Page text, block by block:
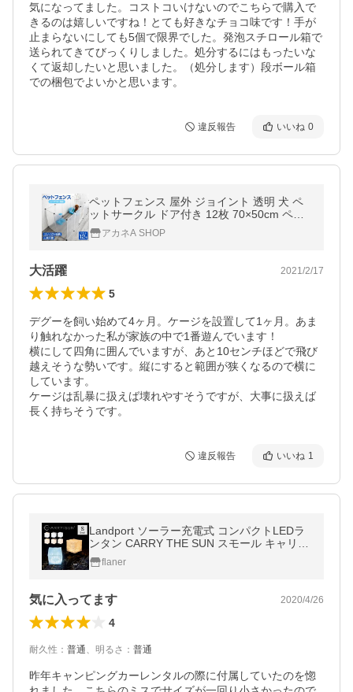
気になってました。コストコいけないのでこちらで購入で
きるのは嬉しいですね！とても好きなチョコ味です！手が
止まらないにしても5個で限界でした。発泡スチロール箱で
送られてきてびっくりしました。処分するにはもったいな
くて返却したいと思いました。（処分します）段ボール箱
での梱包でよいかと思います。
違反報告 いいね 0
ペットフェンス 屋外 ジョイント 透明 犬 ペ
ットサークル ドア付き 12枚 70×50cm ペッ
トケージ ケージ 置くだけ 軽量 コンパクト
室内 ペット用 小型犬 中型犬
アカネA SHOP
大活躍 2021/2/17
5
デグーを飼い始めて4ヶ月。ケージを設置して1ヶ月。あま
り触れなかった私が家族の中で1番遊んでいます！
横にして四角に囲んでいますが、あと10センチほどで飛び
越えそうな勢いです。縦にすると範囲が狭くなるので横に
しています。
ケージは乱暴に扱えば壊れやすそうですが、大事に扱えば
長く持ちそうです。
違反報告 いいね 1
Landport ソーラー充電式 コンパクトLEDラ
ンタン CARRY THE SUN スモール キャリー
ザサン 備蓄/メール便無料 備蓄/海外×
flaner
気に入ってます 2020/4/26
4
耐久性 ： 普通、 明るさ ： 普通
昨年キャンピングカーレンタルの際に付属していたのを惚